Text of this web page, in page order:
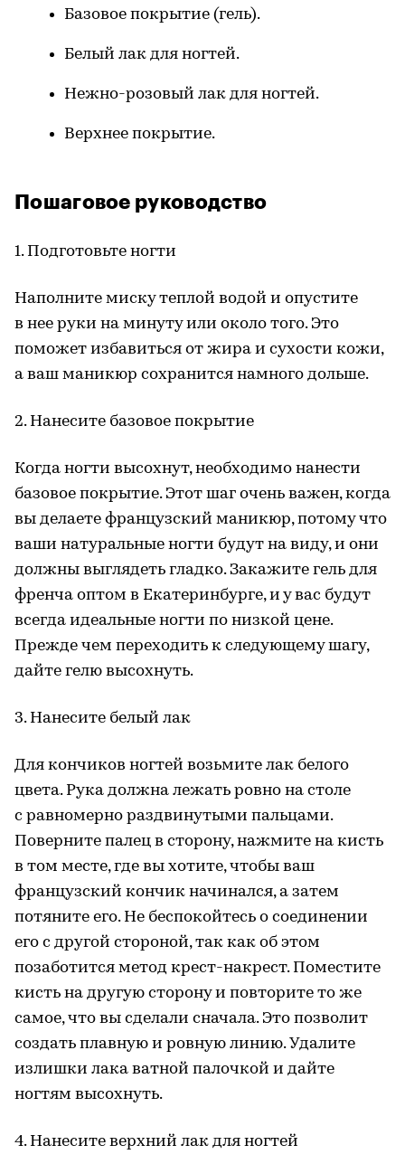
Базовое покрытие (гель).
Белый лак для ногтей.
Нежно-розовый лак для ногтей.
Верхнее покрытие.
Пошаговое руководство
1. Подготовьте ногти
Наполните миску теплой водой и опустите
в нее руки на минуту или около того. Это
поможет избавиться от жира и сухости кожи,
а ваш маникюр сохранится намного дольше.
2. Нанесите базовое покрытие
Когда ногти высохнут, необходимо нанести
базовое покрытие. Этот шаг очень важен, когда
вы делаете французский маникюр, потому что
ваши натуральные ногти будут на виду, и они
должны выглядеть гладко. Закажите гель для
френча оптом в Екатеринбурге, и у вас будут
всегда идеальные ногти по низкой цене.
Прежде чем переходить к следующему шагу,
дайте гелю высохнуть.
3. Нанесите белый лак
Для кончиков ногтей возьмите лак белого
цвета. Рука должна лежать ровно на столе
с равномерно раздвинутыми пальцами.
Поверните палец в сторону, нажмите на кисть
в том месте, где вы хотите, чтобы ваш
французский кончик начинался, а затем
потяните его. Не беспокойтесь о соединении
его с другой стороной, так как об этом
позаботится метод крест-накрест. Поместите
кисть на другую сторону и повторите то же
самое, что вы сделали сначала. Это позволит
создать плавную и ровную линию. Удалите
излишки лака ватной палочкой и дайте
ногтям высохнуть.
4. Нанесите верхний лак для ногтей